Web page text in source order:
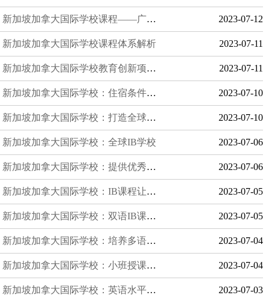
新加坡加拿大国际学校课程——广泛活动范围 2023-07-12
新加坡加拿大国际学校课程体系解析 2023-07-11
新加坡加拿大国际学校教育创新项目——户外探索中心ODC 2023-07-11
新加坡加拿大国际学校：住宿条件与生活体验 2023-07-10
新加坡加拿大国际学校：打造全球优质教育的领军者 2023-07-10
新加坡加拿大国际学校：全球IB学校 2023-07-06
新加坡加拿大国际学校：提供优秀的教育体验 2023-07-06
新加坡加拿大国际学校：IB课程让学生享受国际化教育 2023-07-05
新加坡加拿大国际学校：双语IB课程学校 2023-07-05
新加坡加拿大国际学校：培养多语言与跨文化 2023-07-04
新加坡加拿大国际学校：小班授课，深造道路宽广 2023-07-04
新加坡加拿大国际学校：英语水平评估 2023-07-03